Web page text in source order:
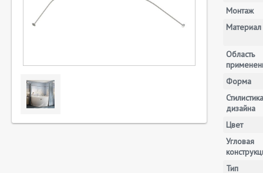
Монтаж
Материал
Область
Форма
Стилистика
дизайна
Цвет
Угловая
Тип